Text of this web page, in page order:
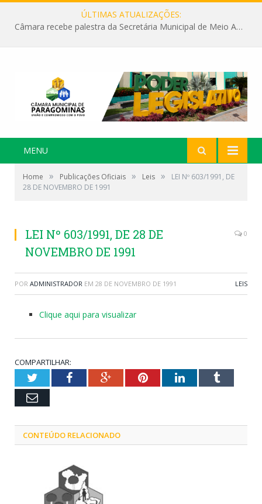
ÚLTIMAS ATUALIZAÇÕES:
Câmara recebe palestra da Secretária Municipal de Meio Ambiente sobre as ações da “SEMANA DO MEIO AMBIENTE”
MENU
Home » Publicações Oficiais » Leis »
LEI Nº 603/1991, DE
28 DE NOVEMBRO DE 1991
LEI Nº 603/1991, DE 28 DE
NOVEMBRO DE 1991
0
POR ADMINISTRADOR EM 28 DE NOVEMBRO DE 1991 LEIS
Clique aqui para visualizar
COMPARTILHAR:
TwitterFacebookGoogle+PinterestLinkedInTumblr
Email
CONTEÚDO RELACIONADO